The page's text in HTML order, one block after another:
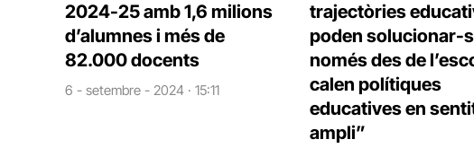
2024-25 amb 1,6 milions
d’alumnes i més de
82.000 docents
6 - setembre - 2024 · 15:11
trajectòries
poden solucionar-
només des de
calen polítiques
educatives en
ampli”